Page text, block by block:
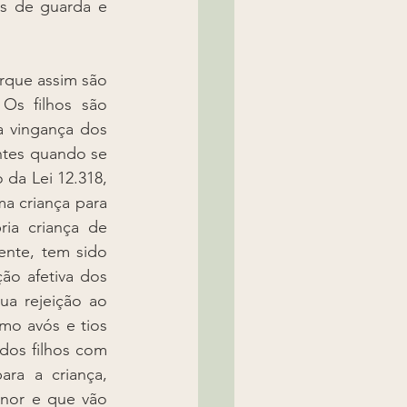
de guarda e
por psicólogo ou equipe multidisciplinar designada para a averiguação da alienação parental e terá um prazo de noventa dias para apresentação do laudo, passível de prorrogação a critério do juiz e em decisão fundamentada (Lei 12.318/2010, art. 5º, § 3º). Perícia multidisciplinar é gênero das espécies de perícias – social, médica, psicológica, abrangendo, portanto, diferentes áreas de conhecimento. Por fim, nos casos severos de alienação parental, os menores encontram-se extremamente perturbados e as visitas são muito difíceis ou sequer ocorrem e o vínculo é totalmente cortado entre o filho e o genitor alienado e nesta fase o menor mostra-se claramente programado a odiar o ascendente alienado. Nessa fase, cumulativamente ou não, sem prejuízo da ação de responsabilidade civil ou criminal e da ampla utilização de instrumentos processuais para buscar inibir ou atenuar os efeitos da alienação parental (art. 6º da Lei 12.318/2010), o juiz poderá: a) declarar a ocorrência de alienação parental e advertir o alienador; b) ampliar o regime de convivência familiar em favor do genitor alienado; c) estipular multa ao alienador; d) determinar acompanhamento psicológico e/ou biopsicossocial, podendo ser submetidos à perícia os pais e a criança alienada, inclusive sob a ameaça de arbitramento de astreintes ou multa em caso de resistência dos pais periciados; e) determinar a alteração da guarda para guarda compartilhada ou sua inversão; f) determinar a fixação cautelar do domicílio da criança ou adolescente, para